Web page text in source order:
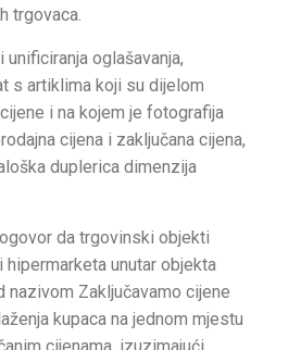
trgovaca.
oglašavanja,
s artiklima koji su dijelom
i na kojem je fotografija
cijena i zaključana cijena,
duplerica dimenzija
da trgovinski objekti
unutar objekta
nazivom Zaključavamo cijene
kupaca na jednom mjestu